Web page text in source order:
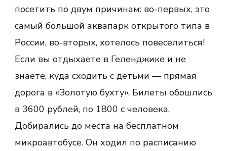
посетить по двум причинам: во-первых, это
самый большой аквапарк открытого типа в
России, во-вторых, хотелось повеселиться!
Если вы отдыхаете в Геленджике и не
знаете, куда сходить с детьми — прямая
дорога в «Золотую бухту». Билеты обошлись
в 3600 рублей, по 1800 с человека.
Добирались до места на бесплатном
микроавтобусе. Он ходил по расписанию